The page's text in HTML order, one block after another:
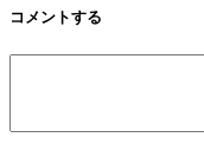
コメントする